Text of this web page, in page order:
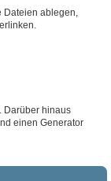
ablegen,
Darüber hinaus
einen Generator